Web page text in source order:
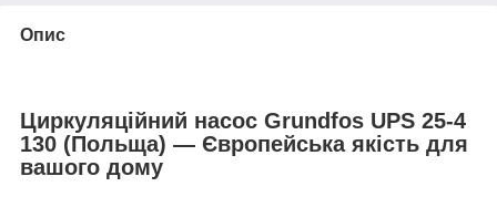
Опис
Циркуляційний насос Grundfos UPS 25-4
130 (Польща) — Європейська якість для
вашого дому